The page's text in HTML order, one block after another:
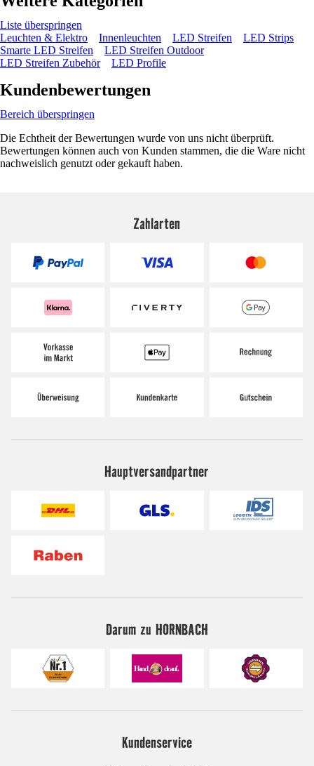
Liste überspringen
Leuchten & Elektro
Innenleuchten LED Streifen
LED Strips
Smarte LED Streifen
LED Streifen Outdoor
LED Streifen Zubehör
LED Profile
Kundenbewertungen
Bereich überspringen
Die Echtheit der Bewertungen wurde von uns nicht überprüft.
Bewertungen können auch von Kunden stammen, die die Ware nicht
nachweislich genutzt oder gekauft haben.
Zahlarten
Hauptversandpartner
Darum zu HORNBACH
Kundenservice